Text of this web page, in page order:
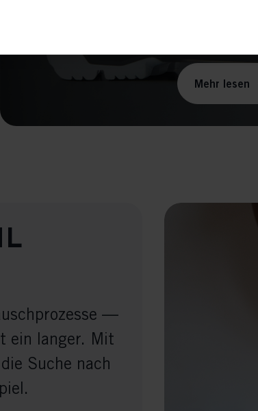
Mehr lesen
—
ein langer. Mit
Suche nach
cookies help us improve our website by collecting
cookies are used to track visitors across websites to
for personalized advertising across various